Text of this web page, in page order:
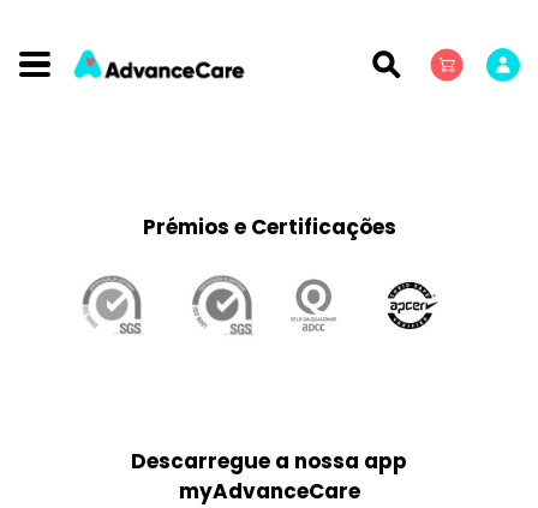
Descarregue a nossa app
myAdvanceCare
Prémios e Certificações